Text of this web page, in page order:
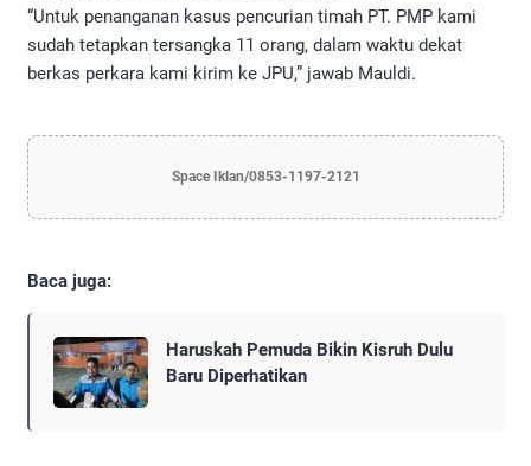
“Untuk penanganan kasus pencurian timah PT. PMP kami
sudah tetapkan tersangka 11 orang, dalam waktu dekat
berkas perkara kami kirim ke JPU,” jawab Mauldi.
Space Iklan/0853-1197-2121
Baca juga:
Haruskah Pemuda Bikin Kisruh Dulu
Baru Diperhatikan